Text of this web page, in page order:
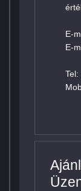
E-
E-
Tel: